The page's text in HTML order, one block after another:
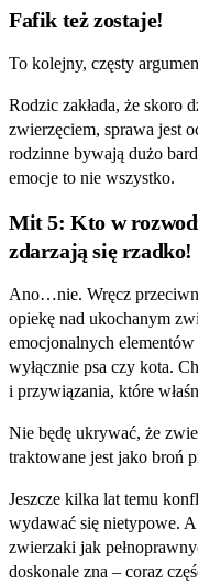
Fafik też zostaje!
To kolejny, częsty
Rodzic zakłada, że skoro
zwierzęciem, sprawa jest
rodzinne bywają dużo
emocje to nie wszystko.
Mit 5: Kto w
zdarzają się rzadko!
Ano…nie. Wręcz
opiekę nad ukochanym
emocjonalnych
wyłącznie psa czy kota.
i przywiązania, które
Nie będę ukrywać, że
traktowane jest jako broń
Jeszcze kilka lat temu
wydawać się nietypowe.
zwierzaki jak
doskonale zna – coraz